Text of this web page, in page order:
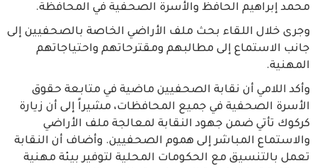
محمد إبراهيم الحافظ والأسرة الصحفية في المحافظة.
وجرى خلال اللقاء بحث ملف الأراضي الخاصة بالصحفيين إلى
جانب الاستماع إلى مطالبهم ومقترحاتهم واحتياجاتهم
المهنية.
وأكد اللامي أن نقابة الصحفيين ماضية في متابعة حقوق
الأسرة الصحفية في جميع المحافظات، مشيراً إلى أن زيارة
كركوك تأتي ضمن جهود النقابة لمعالجة ملف الأراضي
والاستماع المباشر إلى هموم الصحفيين. وأضاف أن النقابة
تعمل بالتنسيق مع الحكومات المحلية لتوفير بيئة مهنية